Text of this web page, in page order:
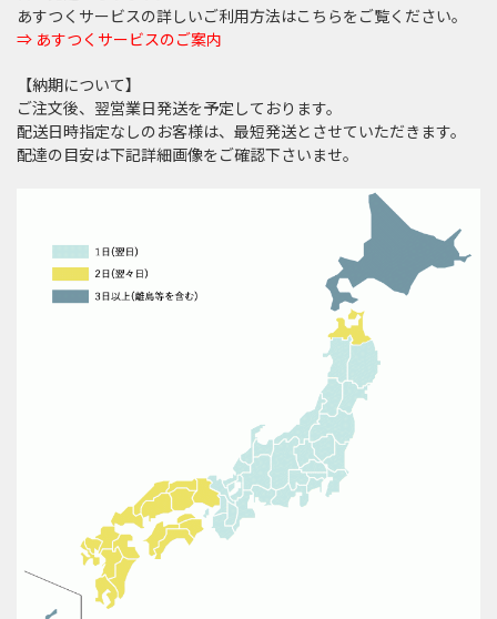
あすつくサービスの詳しいご利用方法はこちらをご覧ください。
⇒ あすつくサービスのご案内
【納期について】
ご注文後、翌営業日発送を予定しております。
配送日時指定なしのお客様は、最短発送とさせていただきます。
配達の目安は下記詳細画像をご確認下さいませ。